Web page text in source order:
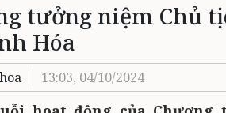
QUỐC TẾ TÀI NGUYÊN - MÔI
tưởng niệm Chủ
Hóa
13:03, 04/10/2024